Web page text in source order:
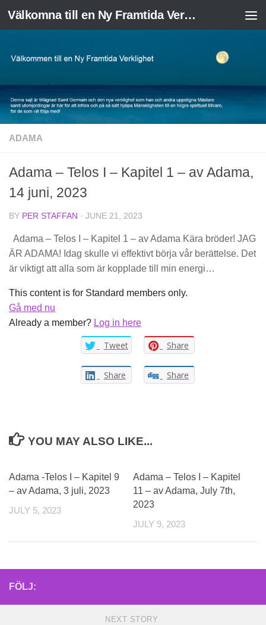
Skip to content Välkomna till en Ny Framtida Verklighet
ADAMA
Adama – Telos I – Kapitel 1 – av Adama,
14 juni, 2023
BY PER STAFFAN · JUNE 21, 2023
Adama – Telos I – Kapitel 1 – av Adama Kära bröder! JAG
ÄR ADAMA! Idag skulle vi effektivt börja vår berättelse. Det
är viktigt att alla som är kopplade till min energi…
This content is for Standard members only.
Gå med nu
Already a member? Log in here
Tweet Share
Share Share
YOU MAY ALSO LIKE...
Adama -Telos I – Kapitel 9
– av Adama, 3 juli, 2023
JULY 5, 2023
Adama – Telos I – Kapitel
11 – av Adama, July 7th,
2023
JULY 9, 2023
FÖLJ:
NEXT STORY